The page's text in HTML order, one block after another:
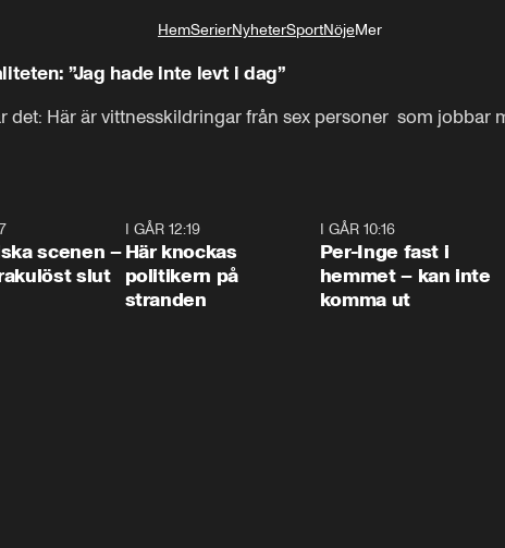
HemSerierNyheterSportNöjeMer
”Jag hade inte levt i dag”
det: Här är vittnesskildringar från sex personer  som jobbar
scenen –
slut
I GÅR 12:19
Här knockas
politikern på
stranden
I GÅR 10:16
Per-Inge fast i
hemmet – kan inte
komma ut